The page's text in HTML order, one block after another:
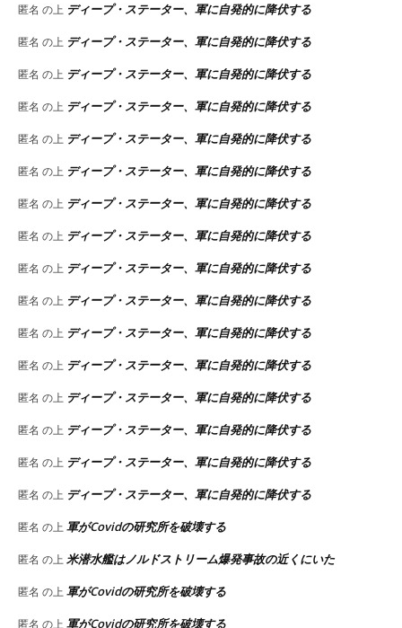
匿名 の上 ディープ・ステーター、軍に自発的に降伏する
匿名 の上 ディープ・ステーター、軍に自発的に降伏する
匿名 の上 ディープ・ステーター、軍に自発的に降伏する
匿名 の上 ディープ・ステーター、軍に自発的に降伏する
匿名 の上 ディープ・ステーター、軍に自発的に降伏する
匿名 の上 ディープ・ステーター、軍に自発的に降伏する
匿名 の上 ディープ・ステーター、軍に自発的に降伏する
匿名 の上 ディープ・ステーター、軍に自発的に降伏する
匿名 の上 ディープ・ステーター、軍に自発的に降伏する
匿名 の上 ディープ・ステーター、軍に自発的に降伏する
匿名 の上 ディープ・ステーター、軍に自発的に降伏する
匿名 の上 ディープ・ステーター、軍に自発的に降伏する
匿名 の上 ディープ・ステーター、軍に自発的に降伏する
匿名 の上 ディープ・ステーター、軍に自発的に降伏する
匿名 の上 ディープ・ステーター、軍に自発的に降伏する
匿名 の上 ディープ・ステーター、軍に自発的に降伏する
匿名 の上軍がCovidの研究所を破壊する
匿名 の上米潜水艦はノルドストリーム爆発事故の近くにいた
匿名 の上軍がCovidの研究所を破壊する
匿名 の上軍がCovidの研究所を破壊する